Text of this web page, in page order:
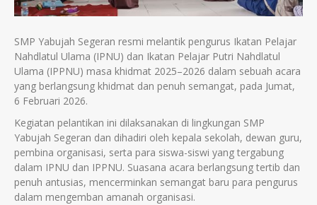
SMP Yabujah Segeran resmi melantik pengurus Ikatan Pelajar
Nahdlatul Ulama (IPNU) dan Ikatan Pelajar Putri Nahdlatul
Ulama (IPPNU) masa khidmat 2025–2026 dalam sebuah acara
yang berlangsung khidmat dan penuh semangat, pada Jumat,
6 Februari 2026.
Kegiatan pelantikan ini dilaksanakan di lingkungan SMP
Yabujah Segeran dan dihadiri oleh kepala sekolah, dewan guru,
pembina organisasi, serta para siswa-siswi yang tergabung
dalam IPNU dan IPPNU. Suasana acara berlangsung tertib dan
penuh antusias, mencerminkan semangat baru para pengurus
dalam mengemban amanah organisasi.